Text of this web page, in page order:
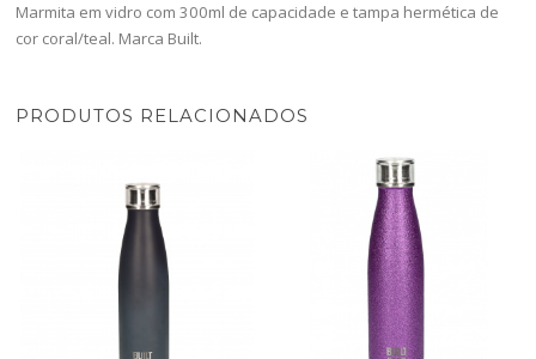
Marmita em vidro com 300ml de capacidade e tampa hermética de
cor coral/teal. Marca Built.
PRODUTOS RELACIONADOS